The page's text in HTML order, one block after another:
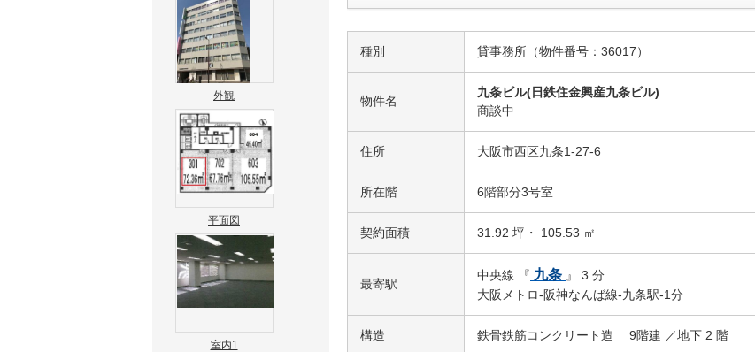
外観
平面図
室内1
種別 貸事務所（物件番号：36017）
物件名
九条ビル(日鉄住金興産九条ビル)
商談中
住所 大阪市西区九条1-27-6
所在階 6階部分3号室
契約面積 31.92 坪・ 105.53 ㎡
最寄駅
中央線 『 九条 』 3 分
大阪メトロ-阪神なんば線-九条駅-1分
構造 鉄骨鉄筋コンクリート造 9階建 ／地下 2 階